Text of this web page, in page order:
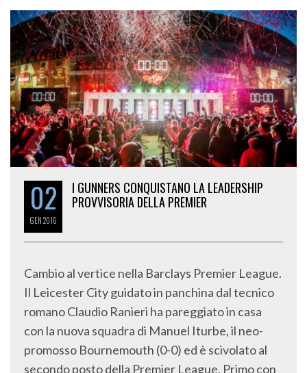
02
GEN2016
I GUNNERS CONQUISTANO LA LEADERSHIP
PROVVISORIA DELLA PREMIER
Cambio al vertice nella Barclays Premier League.
Il Leicester City guidato in panchina dal tecnico
romano Claudio Ranieri ha pareggiato in casa
con la nuova squadra di Manuel Iturbe, il neo-
promosso Bournemouth (0-0) ed è scivolato al
secondo posto della Premier League. Primo con